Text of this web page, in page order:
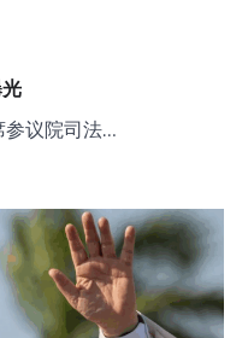
参议院司法…